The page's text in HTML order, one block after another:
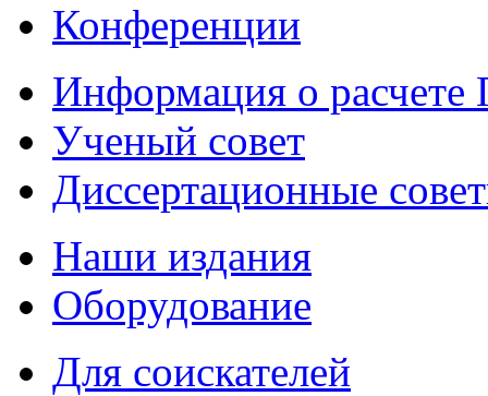
Конференции
Информация о
Ученый совет
Диссертационные
Наши издания
Оборудование
Для соискателей